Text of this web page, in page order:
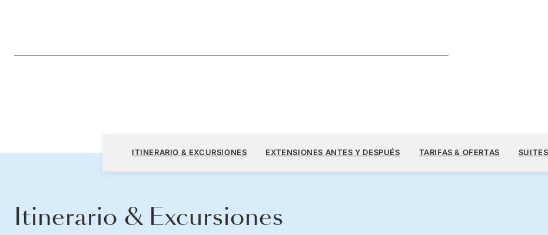
Fusina (Venecia) a Monte Carlo
14 DIAS
POR HUÉSPED, CON TARIFA ALL-
ITINERARIO & EXCURSIONES EXTENSIONES ANTES Y DESPUÉS TARIFAS & OFERTAS SUITES
Itinerario & Excursiones